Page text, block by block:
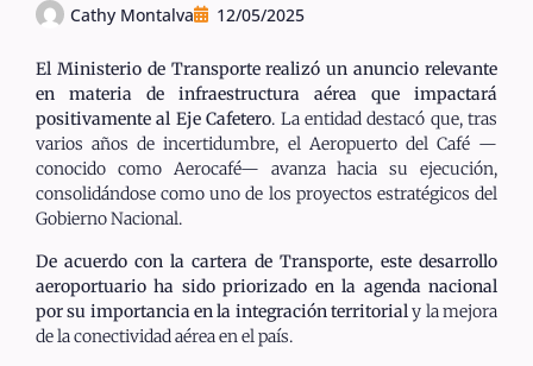
Cathy Montalva 12/05/2025
El Ministerio de Transporte realizó un anuncio relevante
en materia de infraestructura aérea que impactará
positivamente al Eje Cafetero. La entidad destacó que, tras
varios años de incertidumbre, el Aeropuerto del Café —
conocido como Aerocafé— avanza hacia su ejecución,
consolidándose como uno de los proyectos estratégicos del
Gobierno Nacional.
De acuerdo con la cartera de Transporte, este desarrollo
aeroportuario ha sido priorizado en la agenda nacional
por su importancia en la integración territorialy la mejora
de la conectividad aérea en el país.